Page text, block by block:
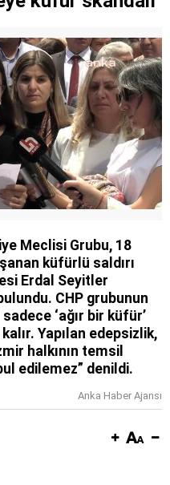
Meclisi Grubu, 18
küfürlü saldırı
Erdal Seyitler
CHP grubunun
sadece ‘ağır bir küfür’
Yapılan edepsizlik,
halkının temsil
edilemez” denildi.
Anka Haber Ajansı